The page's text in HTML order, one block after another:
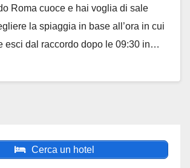
Roma cuoce e hai voglia di sale
la spiaggia in base all’ora in cui
esci dal raccordo dopo le 09:30 in…
Cerca un hotel